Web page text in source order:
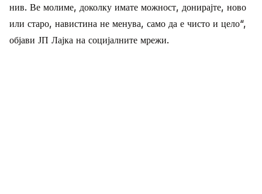
нив. Ве молиме, доколку имате можност, донирајте, ново
или старо, навистина не менува, само да е чисто и цело“,
објави ЈП Лајка на социјалните мрежи.